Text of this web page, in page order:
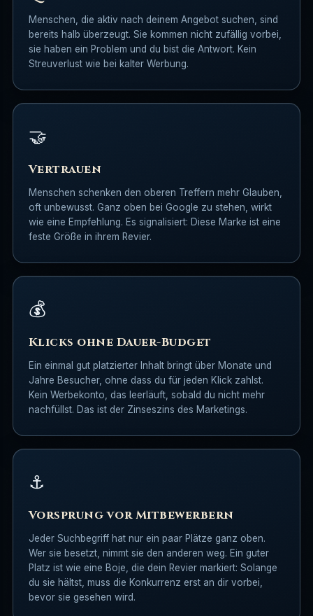
Menschen, die aktiv nach deinem Angebot suchen, sind
bereits halb überzeugt. Sie kommen nicht zufällig vorbei,
sie haben ein Problem und du bist die Antwort. Kein
Streuverlust wie bei kalter Werbung.
🤝
Vertrauen
Menschen schenken den oberen Treffern mehr Glauben,
oft unbewusst. Ganz oben bei Google zu stehen, wirkt
wie eine Empfehlung. Es signalisiert: Diese Marke ist eine
feste Größe in ihrem Revier.
💰
Klicks ohne Dauer-Budget
Ein einmal gut platzierter Inhalt bringt über Monate und
Jahre Besucher, ohne dass du für jeden Klick zahlst.
Kein Werbekonto, das leerläuft, sobald du nicht mehr
nachfüllst. Das ist der Zinseszins des Marketings.
⚓
Vorsprung vor Mitbewerbern
Jeder Suchbegriff hat nur ein paar Plätze ganz oben.
Wer sie besetzt, nimmt sie den anderen weg. Ein guter
Platz ist wie eine Boje, die dein Revier markiert: Solange
du sie hältst, muss die Konkurrenz erst an dir vorbei,
bevor sie gesehen wird.